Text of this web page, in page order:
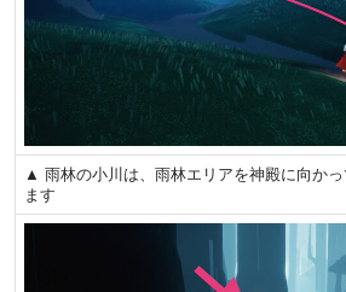
▲ 雨林の小川は、雨林エリアを神殿に向か
ます